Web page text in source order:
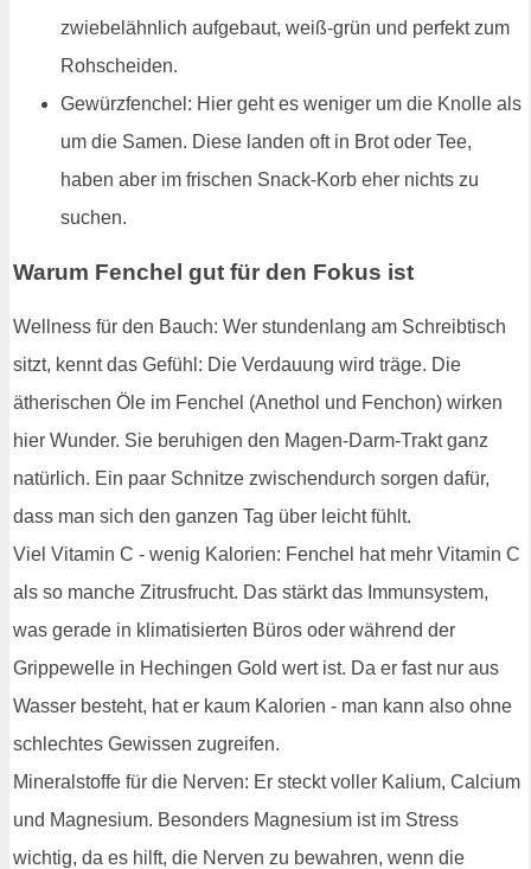
zwiebelähnlich aufgebaut, weiß-grün und perfekt zum
Rohscheiden.
Gewürzfenchel: Hier geht es weniger um die Knolle als
um die Samen. Diese landen oft in Brot oder Tee,
haben aber im frischen Snack-Korb eher nichts zu
suchen.
Warum Fenchel gut für den Fokus ist
Wellness für den Bauch: Wer stundenlang am Schreibtisch
sitzt, kennt das Gefühl: Die Verdauung wird träge. Die
ätherischen Öle im Fenchel (Anethol und Fenchon) wirken
hier Wunder. Sie beruhigen den Magen-Darm-Trakt ganz
natürlich. Ein paar Schnitze zwischendurch sorgen dafür,
dass man sich den ganzen Tag über leicht fühlt.
Viel Vitamin C - wenig Kalorien: Fenchel hat mehr Vitamin C
als so manche Zitrusfrucht. Das stärkt das Immunsystem,
was gerade in klimatisierten Büros oder während der
Grippewelle in Hechingen Gold wert ist. Da er fast nur aus
Wasser besteht, hat er kaum Kalorien - man kann also ohne
schlechtes Gewissen zugreifen.
Mineralstoffe für die Nerven: Er steckt voller Kalium, Calcium
und Magnesium. Besonders Magnesium ist im Stress
wichtig, da es hilft, die Nerven zu bewahren, wenn die